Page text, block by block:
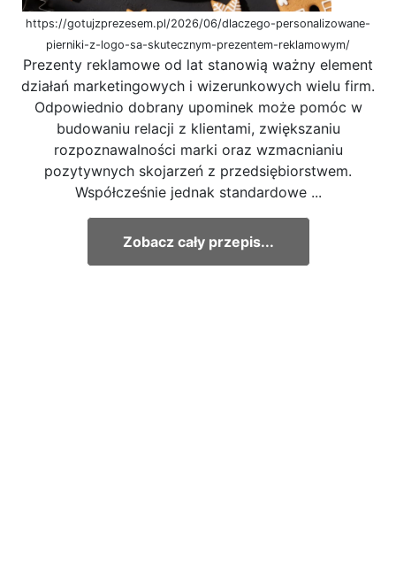
https://gotujzprezesem.pl/2026/06/dlaczego-personalizowane-
pierniki-z-logo-sa-skutecznym-prezentem-reklamowym/
Prezenty reklamowe od lat stanowią ważny element
działań marketingowych i wizerunkowych wielu firm.
Odpowiednio dobrany upominek może pomóc w
budowaniu relacji z klientami, zwiększaniu
rozpoznawalności marki oraz wzmacnianiu
pozytywnych skojarzeń z przedsiębiorstwem.
Współcześnie jednak standardowe ...
Zobacz cały przepis...